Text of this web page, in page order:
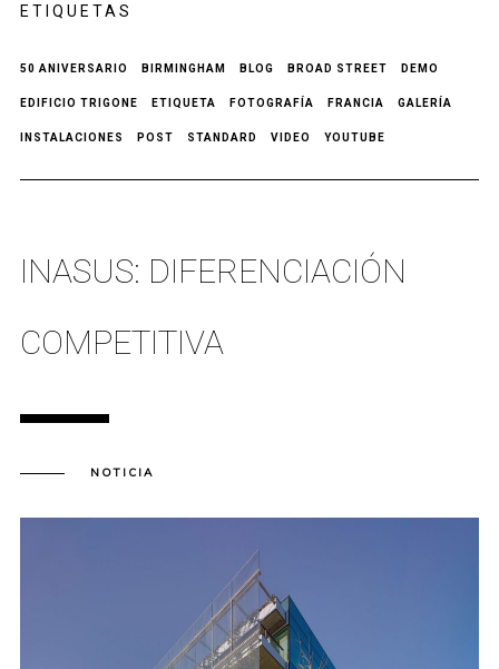
ETIQUETAS
50 ANIVERSARIO BIRMINGHAM BLOG BROAD STREET DEMO
EDIFICIO TRIGONE ETIQUETA FOTOGRAFÍA FRANCIA GALERÍA
INSTALACIONES POST STANDARD VIDEO YOUTUBE
INASUS: DIFERENCIACIÓN
COMPETITIVA
NOTICIA